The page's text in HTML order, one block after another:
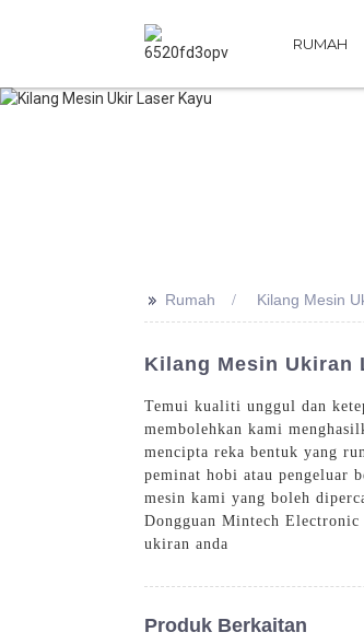
RUMAH
>> Rumah Kilang Mesin
Kilang Mesin Ukiran
Temui kualiti unggul dan
membolehkan kami
mencipta reka bentuk yang
peminat hobi atau pengeluar
mesin kami yang boleh
Dongguan Mintech
ukiran anda
Produk Berkaitan